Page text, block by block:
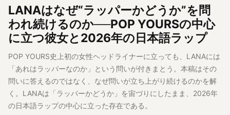
LANAはなぜ“ラッパーかどうか”を問
われ続けるのか──POP YOURSの中心
に立つ彼女と2026年の日本語ラップ
POP YOURS史上初の女性ヘッドライナーに立っても、LANAには
「あれはラッパーなのか」という問いが付きまとう。本稿はその
問いに答えるのではなく、なぜ問いが立ち上がり続けるのかを解
く。LANAは「ラッパーかどうか」を宙づりにしたまま、2026年
の日本語ラップの中心に立った存在である。